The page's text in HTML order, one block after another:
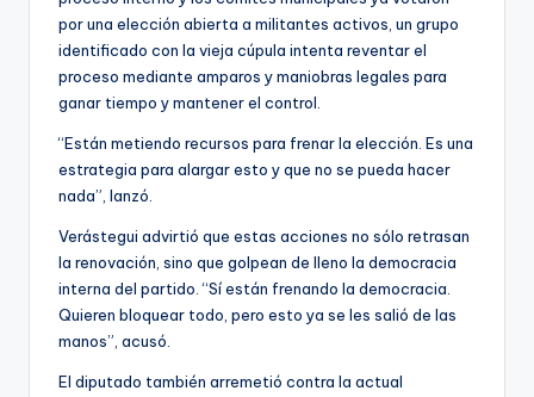
por una elección abierta a militantes activos, un grupo
identificado con la vieja cúpula intenta reventar el
proceso mediante amparos y maniobras legales para
ganar tiempo y mantener el control.
“Están metiendo recursos para frenar la elección. Es una
estrategia para alargar esto y que no se pueda hacer
nada”, lanzó.
Verástegui advirtió que estas acciones no sólo retrasan
la renovación, sino que golpean de lleno la democracia
interna del partido. “Sí están frenando la democracia.
Quieren bloquear todo, pero esto ya se les salió de las
manos”, acusó.
El diputado también arremetió contra la actual